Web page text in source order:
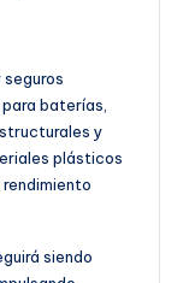
baterías,
y
plásticos
siendo